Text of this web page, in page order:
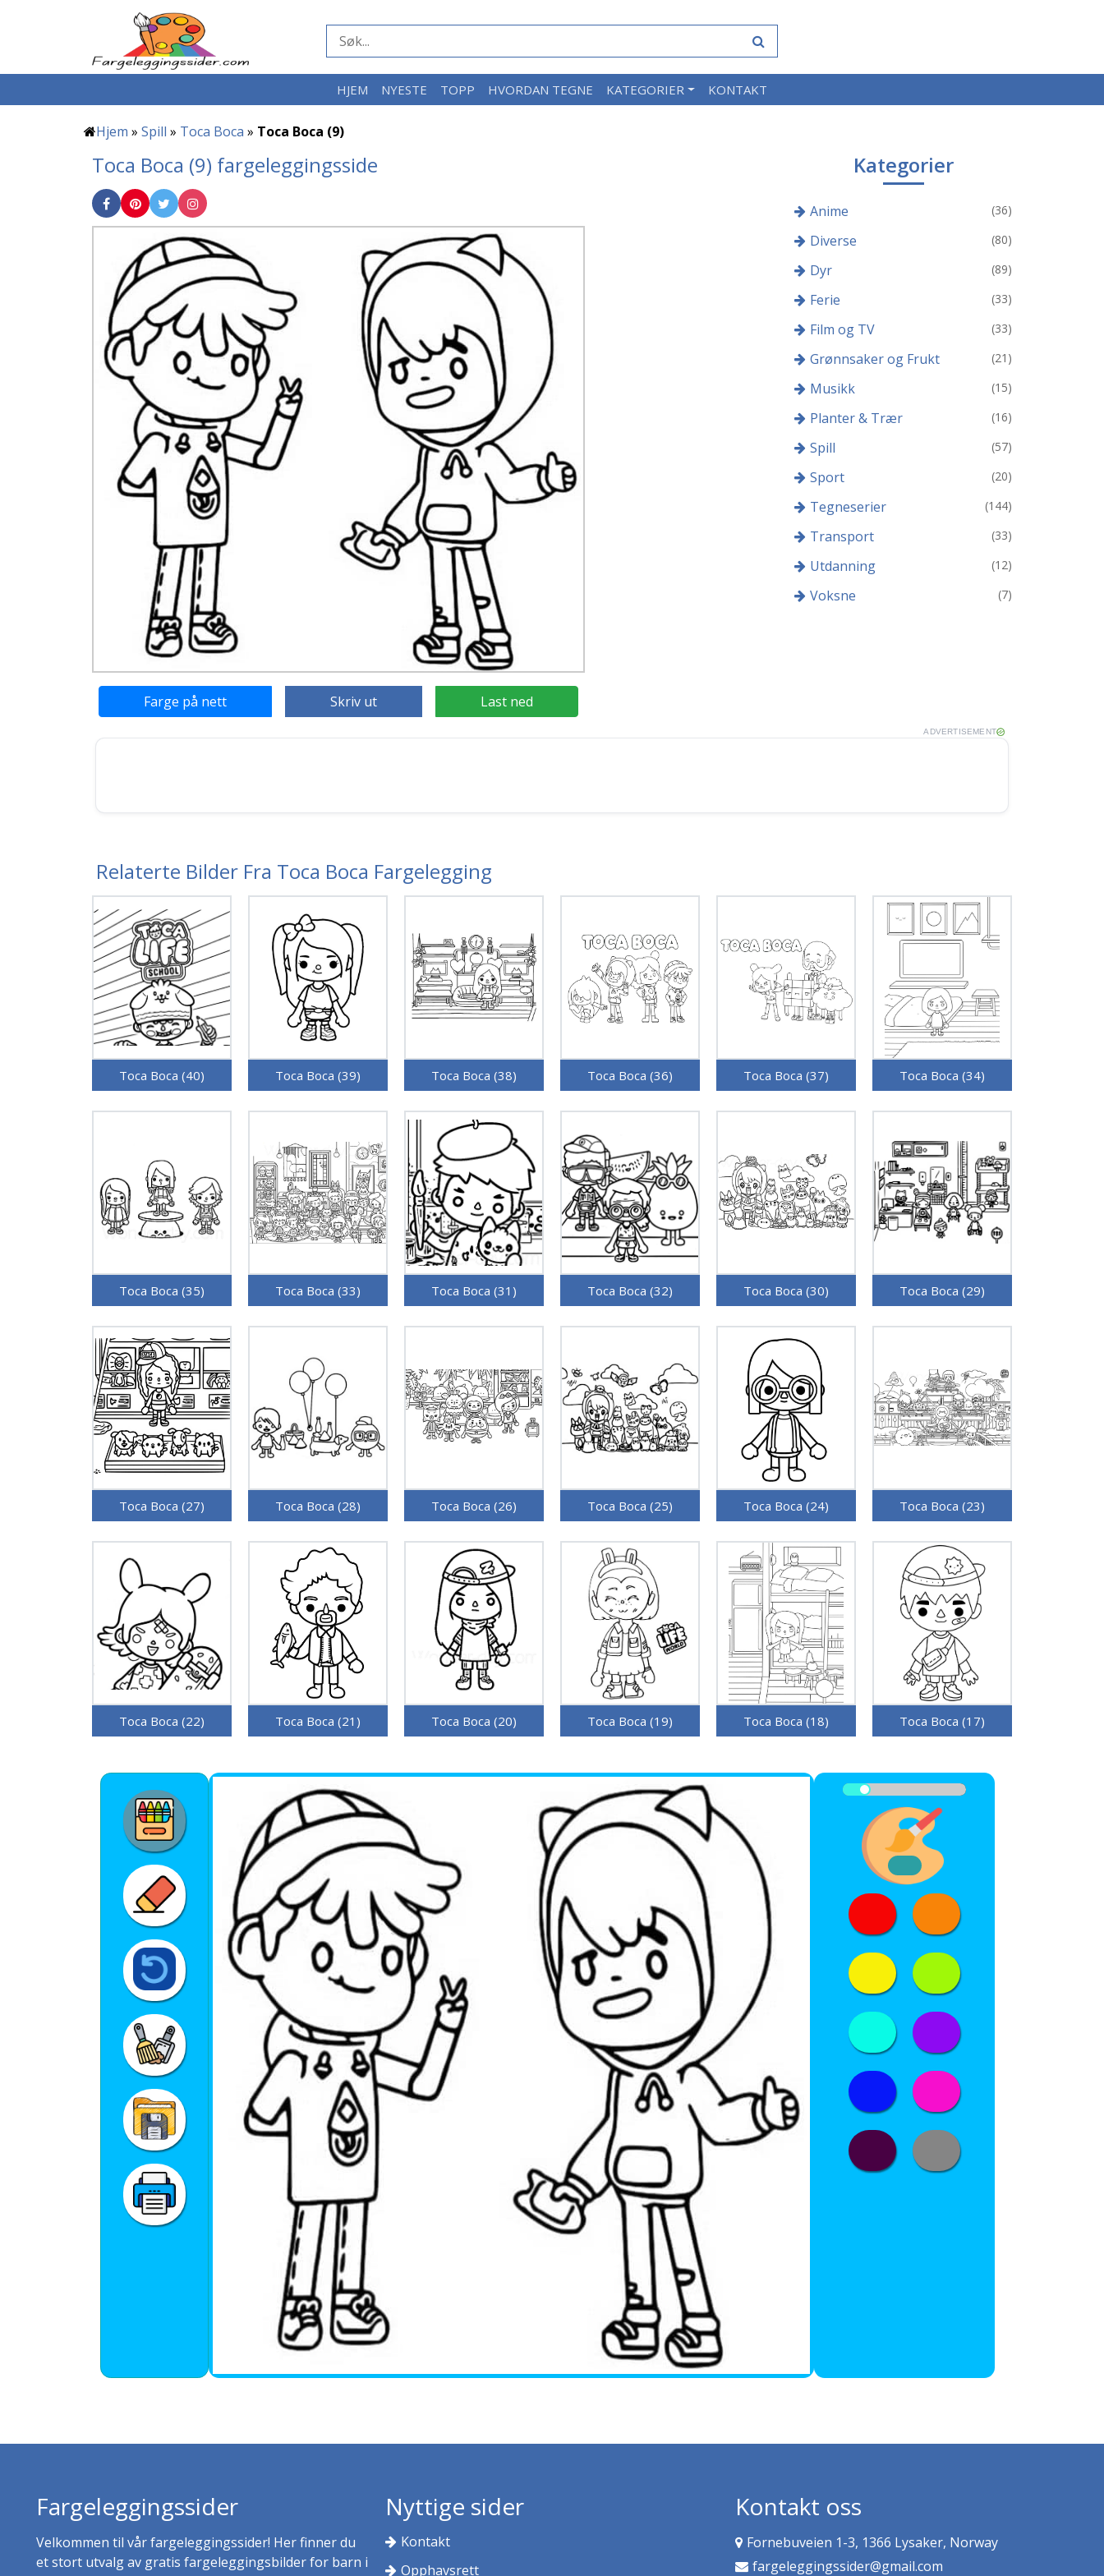
HJEM NYESTE TOPP HVORDAN TEGNE KATEGORIER KONTAKT
Hjem » Spill » Toca Boca » Toca Boca (9)
Toca Boca (9) fargeleggingsside
Farge på nett Skriv ut Last ned
Kategorier
Anime (36)
Diverse (80)
Dyr (89)
Ferie (33)
Film og TV (33)
Grønnsaker og Frukt (21)
Musikk (15)
Planter & Trær (16)
Spill (57)
Sport (20)
Tegneserier (144)
Transport (33)
Utdanning (12)
Voksne (7)
ADVERTISEMENT
Relaterte Bilder Fra Toca Boca Fargelegging
Toca Boca (40) Toca Boca (39) Toca Boca (38) Toca Boca (36) Toca Boca (37) Toca Boca (34)
Toca Boca (35) Toca Boca (33) Toca Boca (31) Toca Boca (32) Toca Boca (30) Toca Boca (29)
Toca Boca (27) Toca Boca (28) Toca Boca (26) Toca Boca (25) Toca Boca (24) Toca Boca (23)
Toca Boca (22) Toca Boca (21) Toca Boca (20) Toca Boca (19) Toca Boca (18) Toca Boca (17)
Fargeleggingssider
Velkommen til vår fargeleggingssider! Her finner du
et stort utvalg av gratis fargeleggingsbilder for barn i
Nyttige sider
Kontakt
Opphavsrett
Kontakt oss
Fornebuveien 1-3, 1366 Lysaker, Norway
fargeleggingssider@gmail.com